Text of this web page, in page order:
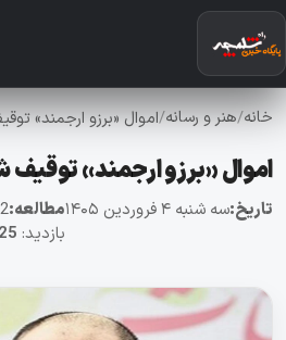
خانه/هنر و رسانه/اموال «برزو ارجمند»
اموال «برزو ارجمند»
تاریخ:سه شنبه ۴ فروردین ۱۴۰۵ مطالعه:2 دقیقه
بازدید: 25